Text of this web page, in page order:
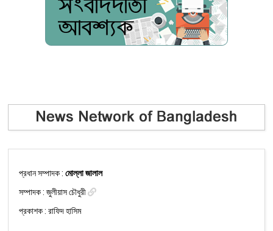
প্রধান সম্পাদক :মোল্লা জালাল
সম্পাদক :জুলীয়াস চৌধুরী
প্রকাশক : রাফিদ হাসিম